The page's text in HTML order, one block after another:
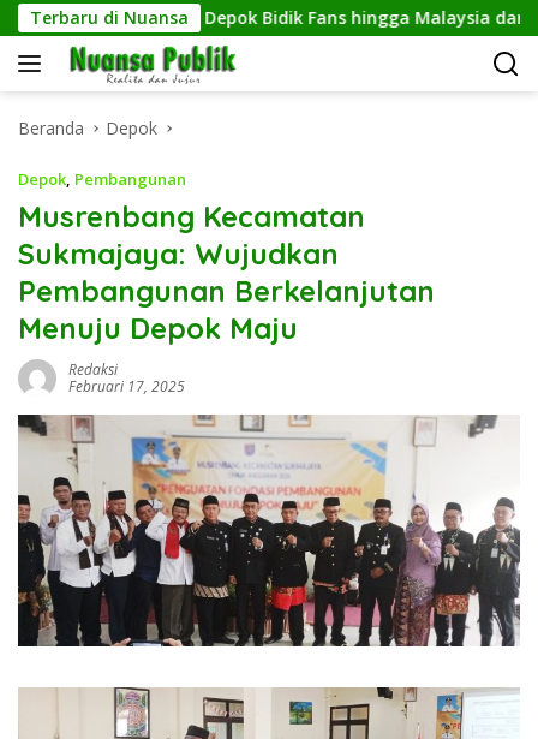
Langsung
ke
konten
Terbaru di Nuansa
Dari CFD Depok Bidik Fans hingga Malaysia dan Singapura
Beranda Depok
Depok, Pembangunan
Musrenbang Kecamatan
Sukmajaya: Wujudkan
Pembangunan Berkelanjutan
Menuju Depok Maju
Redaksi
Februari 17, 2025